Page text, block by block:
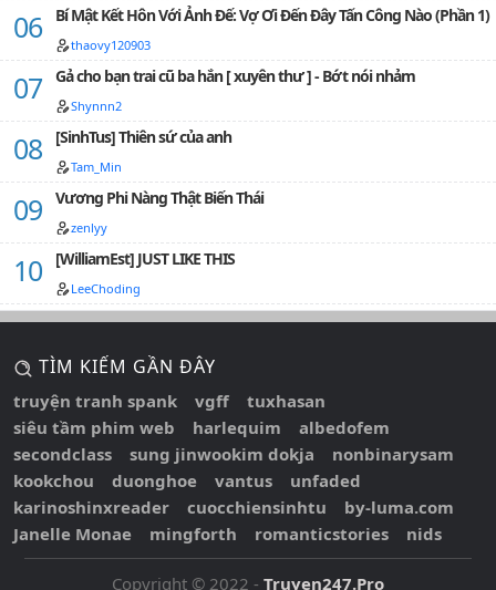
Bí Mật Kết Hôn Với Ảnh Đế: Vợ Ơi Đến Đây Tấn Công Nào (Phần 1)
thaovy120903
Gả cho bạn trai cũ ba hắn [ xuyên thư ] - Bớt nói nhảm
Shynnn2
[SinhTus] Thiên sứ của anh
Tam_Min
Vương Phi Nàng Thật Biến Thái
zenlyy
[WilliamEst] JUST LIKE THIS
LeeChoding
TÌM KIẾM GẦN ĐÂY
truyện tranh spank vgff
tuxhasan
siêu tầm phim web
harlequim
albedofem
secondclass
sung jinwookim dokja
nonbinarysam
kookchou
duonghoe vantus
unfaded
karinoshinxreader
cuocchiensinhtu
by-luma.com
Janelle Monae
mingforth romanticstories nids
Copyright © 2022 - Truyen247.Pro